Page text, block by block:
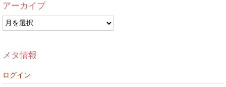
アーカイブ
ア
ー
イ
メタ情報
ログイン